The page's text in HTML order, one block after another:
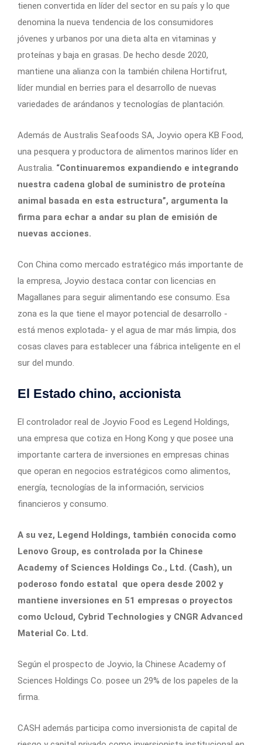
tienen convertida en líder del sector en su país y lo que
denomina la nueva tendencia de los consumidores
jóvenes y urbanos por una dieta alta en vitaminas y
proteínas y baja en grasas. De hecho desde 2020,
mantiene una alianza con la también chilena Hortifrut,
líder mundial en berries para el desarrollo de nuevas
variedades de arándanos y tecnologías de plantación.
Además de Australis Seafoods SA, Joyvio opera KB Food,
una pesquera y productora de alimentos marinos líder en
Australia. “Continuaremos expandiendo e integrando
nuestra cadena global de suministro de proteína
animal basada en esta estructura”, argumenta la
firma para echar a andar su plan de emisión de
nuevas acciones.
Con China como mercado estratégico más importante de
la empresa, Joyvio destaca contar con licencias en
Magallanes para seguir alimentando ese consumo. Esa
zona es la que tiene el mayor potencial de desarrollo -
está menos explotada- y el agua de mar más limpia, dos
cosas claves para establecer una fábrica inteligente en el
sur del mundo.
El Estado chino, accionista
El controlador real de Joyvio Food es Legend Holdings,
una empresa que cotiza en Hong Kong y que posee una
importante cartera de inversiones en empresas chinas
que operan en negocios estratégicos como alimentos,
energía, tecnologías de la información, servicios
financieros y consumo.
A su vez, Legend Holdings, también conocida como
Lenovo Group, es controlada por la Chinese
Academy of Sciences Holdings Co., Ltd. (Cash), un
poderoso fondo estatal que opera desde 2002 y
mantiene inversiones en 51 empresas o proyectos
como Ucloud, Cybrid Technologies y CNGR Advanced
Material Co. Ltd.
Según el prospecto de Joyvio, la Chinese Academy of
Sciences Holdings Co. posee un 29% de los papeles de la
firma.
CASH además participa como inversionista de capital de